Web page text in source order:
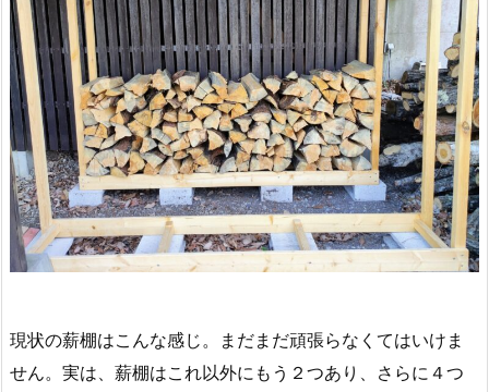
現状の薪棚はこんな感じ。まだまだ頑張らなくてはいけま
せん。実は、薪棚はこれ以外にもう２つあり、さらに４つ